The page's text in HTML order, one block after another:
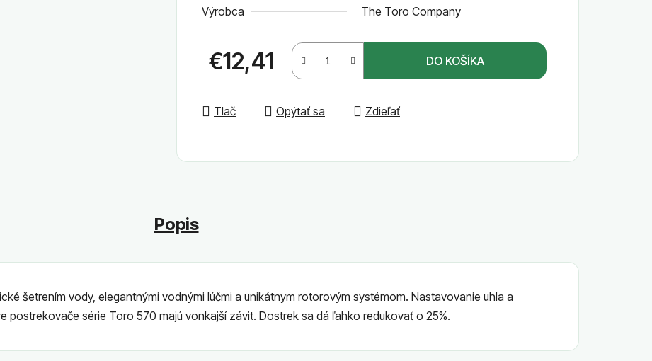
Výrobca
The Toro Company
€12,41
Jednotková cena:
DO KOŠÍKA
Tlač Opýtať sa Zdieľať
Popis
šetrením vody, elegantnými vodnými lúčmi a unikátnym rotorovým systémom. Nastavovanie uhla a
postrekovače série Toro 570 majú vonkajší závit. Dostrek sa dá ľahko redukovať o 25%.